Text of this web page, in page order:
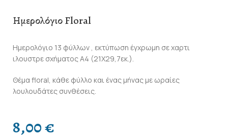
Ημερολόγιο Floral
Ημερολόγιο 13 φύλλων , εκτύπωση έγχρωμη σε χαρτι
ιλουστρε σχήματος Α4 (21Χ29,7εκ.).
Θέμα floral, κάθε φύλλο και ένας μήνας με ωραίες
λουλουδάτες συνθέσεις.
8,00€